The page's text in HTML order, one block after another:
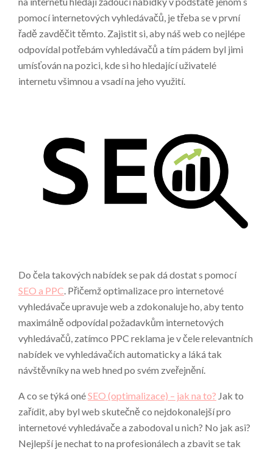
pomocí internetových vyhledávačů, je třeba se v první
řadě zavděčit těmto. Zajistit si, aby náš web co nejlépe
odpovídal potřebám vyhledávačů a tím pádem byl jimi
umísťován na pozici, kde si ho hledající uživatelé
internetu všimnou a vsadí na jeho využití.
Do čela takových nabídek se pak dá dostat s pomocí
SEO a PPC . Přičemž optimalizace pro internetové
vyhledávače upravuje web a zdokonaluje ho, aby tento
maximálně odpovídal požadavkům internetových
vyhledávačů, zatímco PPC reklama je v čele relevantních
nabídek ve vyhledávačích automaticky a láká tak
návštěvníky na web hned po svém zveřejnění.
A co se týká onéSEO (optimalizace) – jak na to? Jak to
zařídit, aby byl web skutečně co nejdokonalejší pro
internetové vyhledávače a zabodoval u nich? No jak asi?
Nejlepší je nechat to na profesionálech a zbavit se tak